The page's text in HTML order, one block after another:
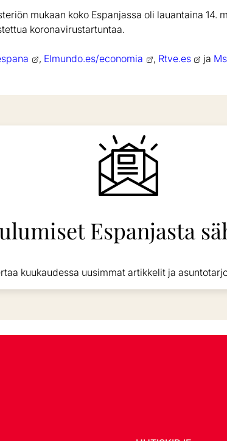
mukaan koko Espanjassa oli lauantaina 14.
koronavirustartuntaa.
, Elmundo.es/economia , Rtve.es ja
Espanjasta
kuukaudessa uusimmat artikkelit ja